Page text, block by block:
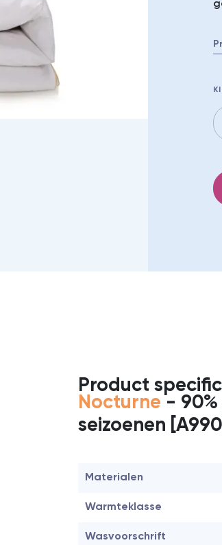
Product
Nocturne -
seizoenen
Materialen
Warmteklasse
Wasvoorschrift